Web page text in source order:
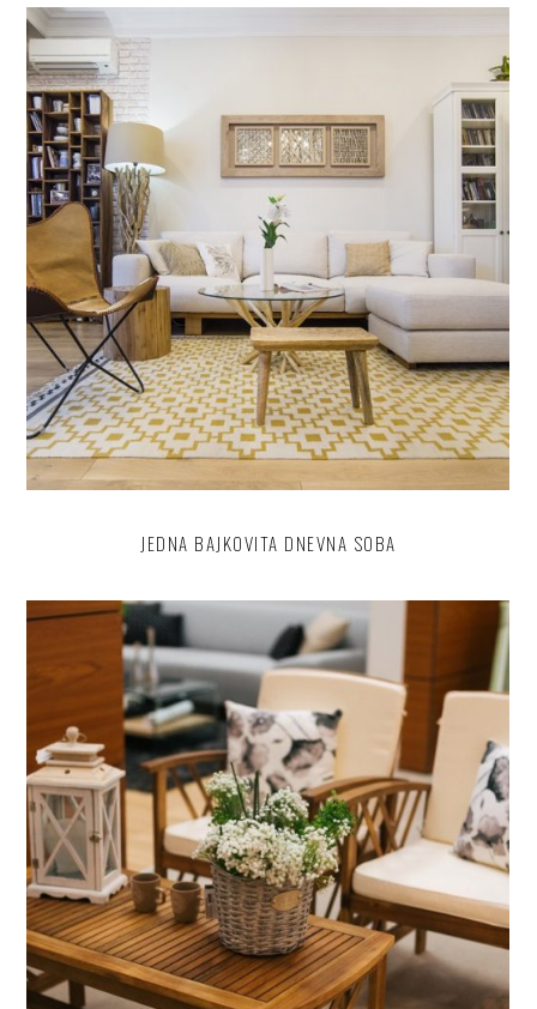
JEDNA BAJKOVITA DNEVNA SOBA